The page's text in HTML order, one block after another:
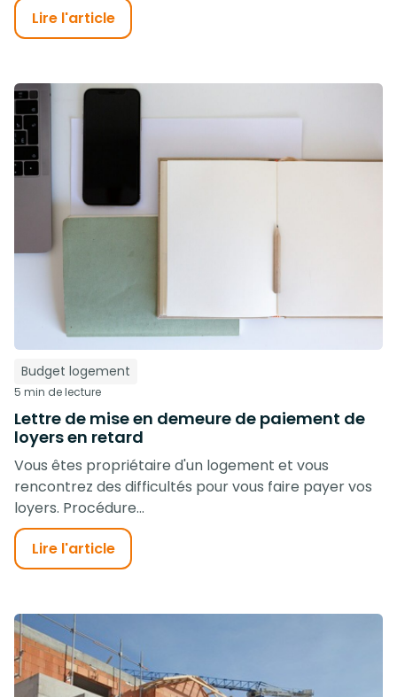
Lire l'article
Budget logement
5 min de lecture
Lettre de mise en demeure de paiement de
loyers en retard
Vous êtes propriétaire d'un logement et vous
rencontrez des difficultés pour vous faire payer vos
loyers. Procédure...
Lire l'article